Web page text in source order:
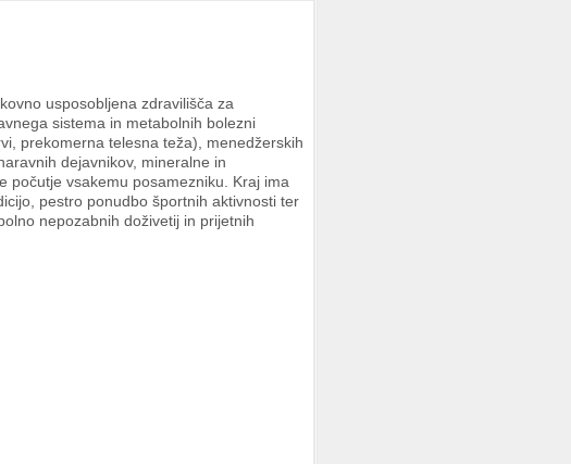
usposobljena zdravilišča za
sistema in metabolnih bolezni
prekomerna telesna teža), menedžerskih
dejavnikov, mineralne in
vsakemu posamezniku. Kraj ima
pestro ponudbo športnih aktivnosti ter
nepozabnih doživetij in prijetnih